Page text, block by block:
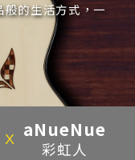
的生活方式，一
X aNueNue
彩虹人